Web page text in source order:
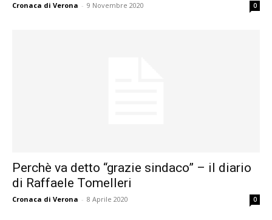
Cronaca di Verona - 9 Novembre 2020 0
Perchè va detto “grazie sindaco” – il diario
di Raffaele Tomelleri
Cronaca di Verona - 8 Aprile 2020 0